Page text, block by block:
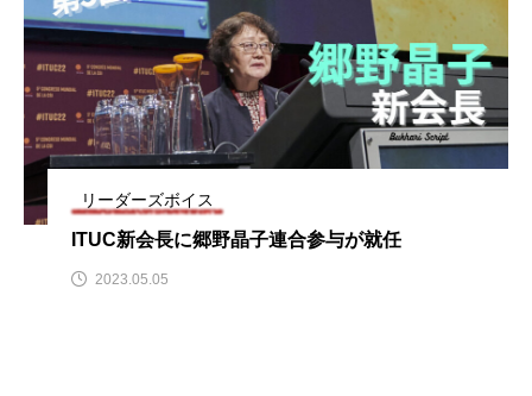
リーダーズボイス
ITUC新会長に郷野晶子連合参与が就任
2023.05.05